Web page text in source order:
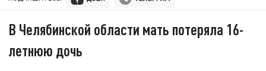
В Челябинской области мать потеряла 16-
летнюю дочь